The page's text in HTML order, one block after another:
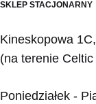
SKLEP STACJONARNY
Kineskopowa
(na terenie Celtic
Poniedziałek -